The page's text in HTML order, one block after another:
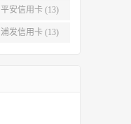
平安信用卡 (13)
浦发信用卡 (13)